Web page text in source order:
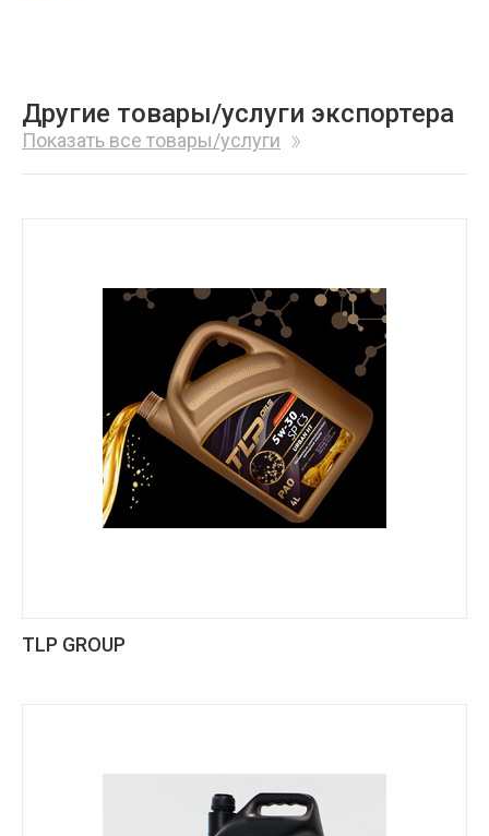
Другие товары/услуги экспортера
Показать все товары/услуги
TLP GROUP